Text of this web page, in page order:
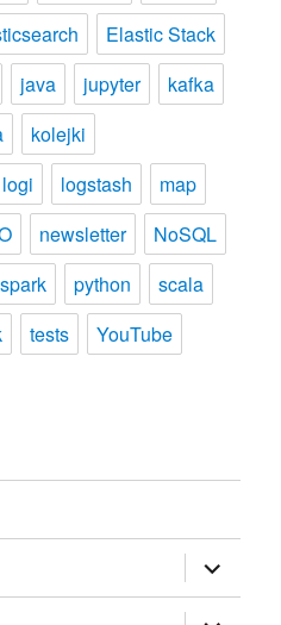
Elastic Stack
java jupyter
kafka
kolejki
logi logstash
map
newsletter
NoSQL
python
scala
tests
YouTube
rozwiń
menu
potomne